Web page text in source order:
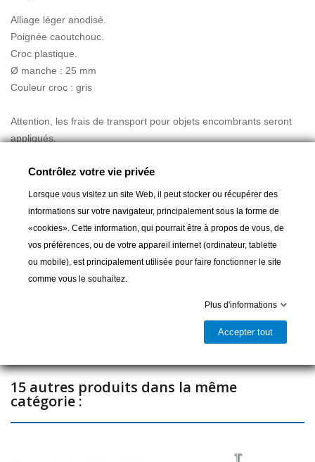
Alliage léger anodisé.
Poignée caoutchouc.
Croc plastique.
Ø manche : 25 mm
Couleur croc : gris
Attention, les frais de transport pour objets encombrants seront
appliqués.
Ajouter au panier
15 autres produits dans la même
catégorie :
Contrôlez votre vie privée
Lorsque vous visitez un site Web, il peut stocker ou récupérer des
informations sur votre navigateur, principalement sous la forme de
«cookies». Cette information, qui pourrait être à propos de vous, de
vos préférences, ou de votre appareil internet (ordinateur, tablette
ou mobile), est principalement utilisée pour faire fonctionner le site
comme vous le souhaitez.
Plus d'informations
Accepter tout